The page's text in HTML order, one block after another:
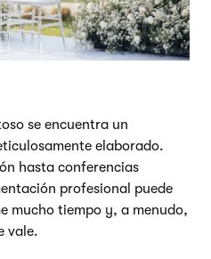
se encuentra un
elaborado.
hasta conferencias
profesional puede
mucho tiempo y, a menudo,
vale.